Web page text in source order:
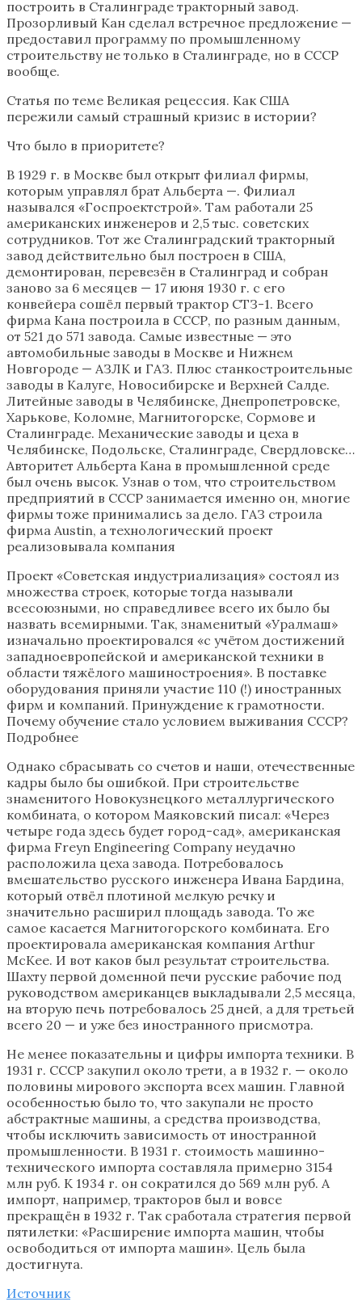
построить в Сталинграде тракторный завод.
Прозорливый Кан сделал встречное предложение —
предоставил программу по промышленному
строительству не только в Сталинграде, но в СССР
вообще.
Статья по теме Великая рецессия. Как США
пережили самый страшный кризис в истории?
Что было в приоритете?
В 1929 г. в Москве был открыт филиал фирмы,
которым управлял брат Альберта —. Филиал
назывался «Госпроектстрой». Там работали 25
американских инженеров и 2,5 тыс. советских
сотрудников. Тот же Сталинградский тракторный
завод действительно был построен в США,
демонтирован, перевезён в Сталинград и собран
заново за 6 месяцев — 17 июня 1930 г. с его
конвейера сошёл первый трактор СТЗ-1. Всего
фирма Кана построила в СССР, по разным данным,
от 521 до 571 завода. Самые известные — это
автомобильные заводы в Москве и Нижнем
Новгороде — АЗЛК и ГАЗ. Плюс станкостроительные
заводы в Калуге, Новосибирске и Верхней Салде.
Литейные заводы в Челябинске, Днепропетровске,
Харькове, Коломне, Магнитогорске, Сормове и
Сталинграде. Механические заводы и цеха в
Челябинске, Подольске, Сталинграде, Свердловске…
Авторитет Альберта Кана в промышленной среде
был очень высок. Узнав о том, что строительством
предприятий в СССР занимается именно он, многие
фирмы тоже принимались за дело. ГАЗ строила
фирма Austin, а технологический проект
реализовывала компания
Проект «Советская индустриализация» состоял из
множества строек, которые тогда называли
всесоюзными, но справедливее всего их было бы
назвать всемирными. Так, знаменитый «Уралмаш»
изначально проектировался «с учётом достижений
западноевропейской и американской техники в
области тяжёлого машиностроения». В поставке
оборудования приняли участие 110 (!) иностранных
фирм и компаний. Принуждение к грамотности.
Почему обучение стало условием выживания СССР?
Подробнее
Однако сбрасывать со счетов и наши, отечественные
кадры было бы ошибкой. При строительстве
знаменитого Новокузнецкого металлургического
комбината, о котором Маяковский писал: «Через
четыре года здесь будет город-сад», американская
фирма Freyn Engineering Company неудачно
расположила цеха завода. Потребовалось
вмешательство русского инженера Ивана Бардина,
который отвёл плотиной мелкую речку и
значительно расширил площадь завода. То же
самое касается Магнитогорского комбината. Его
проектировала американская компания Arthur
McKee. И вот каков был результат строительства.
Шахту первой доменной печи русские рабочие под
руководством американцев выкладывали 2,5 месяца,
на вторую печь потребовалось 25 дней, а для третьей
всего 20 — и уже без иностранного присмотра.
Не менее показательны и цифры импорта техники. В
1931 г. СССР закупил около трети, а в 1932 г. — около
половины мирового экспорта всех машин. Главной
особенностью было то, что закупали не просто
абстрактные машины, а средства производства,
чтобы исключить зависимость от иностранной
промышленности. В 1931 г. стоимость машинно-
технического импорта составляла примерно 3154
млн руб. К 1934 г. он сократился до 569 млн руб. А
импорт, например, тракторов был и вовсе
прекращён в 1932 г. Так сработала стратегия первой
пятилетки: «Расширение импорта машин, чтобы
освободиться от импорта машин». Цель была
достигнута.
Источник